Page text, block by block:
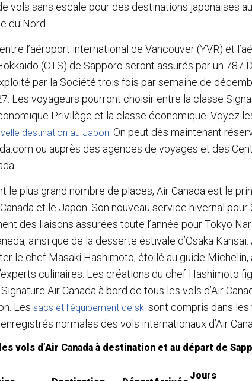
vols sans escale pour des destinations japonaises
du Nord.
l’aéroport international de Vancouver (YVR) et
(CTS) de Sapporo seront assurés par un 787
par la Société trois fois par semaine de
Les voyageurs pourront choisir entre la classe
Privilège et la classe économique. Voyez
destination au Japon . On peut dès maintenant
ou auprès des agences de voyages et des
le plus grand nombre de places, Air Canada est le
et le Japon. Son nouveau service hivernal
des liaisons assurées toute l’année pour Tokyo
ainsi que de la desserte estivale d’Osaka
le chef Masaki Hashimoto, étoilé au guide Michelin,
culinaires. Les créations du chef Hashimoto
Air Canada à bord de tous les vols d’Air
Les sacs et l’équipement de ski sont compris dans
normales des vols internationaux d’Air
vols d’Air Canada à destination et au départ de
Jours